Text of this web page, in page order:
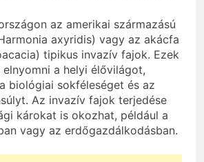
az amerikai származású
axyridis) vagy az akácfa
tipikus invazív fajok. Ezek
a helyi élővilágot,
biológiai sokféleséget és az
Az invazív fajok terjedése
károkat is okozhat, például a
vagy az erdőgazdálkodásban.